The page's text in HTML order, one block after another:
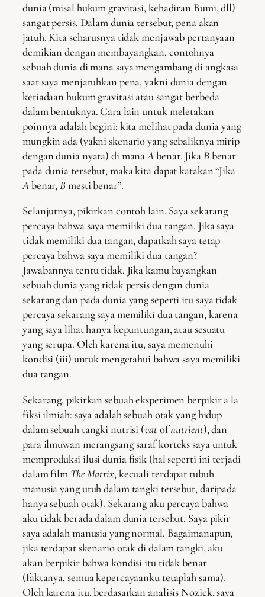
dunia (misal hukum gravitasi, kehadiran Bumi, dll)
sangat persis. Dalam dunia tersebut, pena akan
jatuh. Kita seharusnya tidak menjawab pertanyaan
demikian dengan membayangkan, contohnya
sebuah dunia di mana saya mengambang di angkasa
saat saya menjatuhkan pena, yakni dunia dengan
ketiadaan hukum gravitasi atau sangat berbeda
dalam bentuknya. Cara lain untuk meletakan
poinnya adalah begini: kita melihat pada dunia yang
mungkin ada (yakni skenario yang sebaliknya mirip
dengan dunia nyata) di manaAbenar. JikaB benar
pada dunia tersebut, maka kita dapat katakan “Jika
Abenar,B mesti benar”.
Selanjutnya, pikirkan contoh lain. Saya sekarang
percaya bahwa saya memiliki dua tangan. Jika saya
tidak memiliki dua tangan, dapatkah saya tetap
percaya bahwa saya memiliki dua tangan?
Jawabannya tentu tidak. Jika kamu bayangkan
sebuah dunia yang tidak persis dengan dunia
sekarang dan pada dunia yang seperti itu saya tidak
percaya sekarang saya memiliki dua tangan, karena
yang saya lihat hanya kepuntungan, atau sesuatu
yang serupa. Oleh karena itu, saya memenuhi
kondisi (iii) untuk mengetahui bahwa saya memiliki
dua tangan.
Sekarang, pikirkan sebuah eksperimen berpikir a la
fiksi ilmiah: saya adalah sebuah otak yang hidup
dalam sebuah tangki nutrisi (vatofnutrient), dan
para ilmuwan merangsang saraf korteks saya untuk
memproduksi ilusi dunia fisik (hal seperti ini terjadi
dalam film The Matrix, kecuali terdapat tubuh
manusia yang utuh dalam tangki tersebut, daripada
hanya sebuah otak). Sekarang aku percaya bahwa
aku tidak berada dalam dunia tersebut. Saya pikir
saya adalah manusia yang normal. Bagaimanapun,
jika terdapat skenario otak di dalam tangki, aku
akan berpikir bahwa kondisi itu tidak benar
(faktanya, semua kepercayaanku tetaplah sama).
Oleh karena itu, berdasarkan analisis Nozick, saya